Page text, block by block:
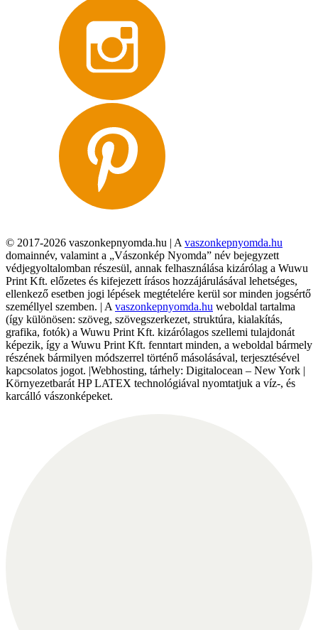
© 2017-2026 vaszonkepnyomda.hu | A vaszonkepnyomda.hu
domainnév, valamint a „Vászonkép Nyomda” név bejegyzett
védjegyoltalomban részesül, annak felhasználása kizárólag a Wuwu
Print Kft. előzetes és kifejezett írásos hozzájárulásával lehetséges,
ellenkező esetben jogi lépések megtételére kerül sor minden jogsértő
személlyel szemben. | A vaszonkepnyomda.hu weboldal tartalma
(így különösen: szöveg, szövegszerkezet, struktúra, kialakítás,
grafika, fotók) a Wuwu Print Kft. kizárólagos szellemi tulajdonát
képezik, így a Wuwu Print Kft. fenntart minden, a weboldal bármely
részének bármilyen módszerrel történő másolásával, terjesztésével
kapcsolatos jogot. |Webhosting, tárhely: Digitalocean – New York |
Környezetbarát HP LATEX technológiával nyomtatjuk a víz-, és
karcálló vászonképeket.